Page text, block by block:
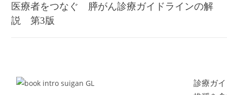
医療者をつなぐ 膵がん診療ガイドラインの解
説 第3版
診療ガ